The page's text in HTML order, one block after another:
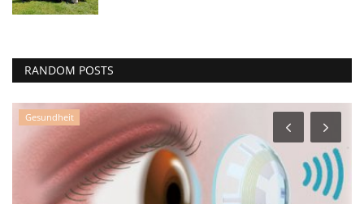
RANDOM POSTS
Gesundheit